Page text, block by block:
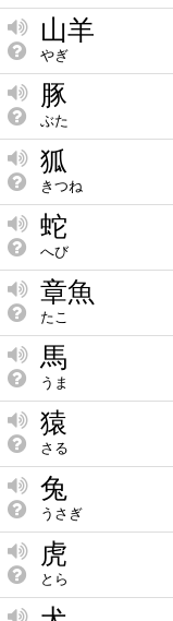
山羊
やぎ
豚
ぶた
狐
きつね
蛇
へび
章魚
たこ
馬
うま
猿
さる
兔
うさぎ
虎
とら